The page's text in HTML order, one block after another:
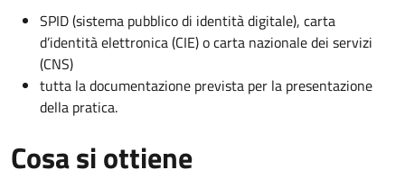
SPID (sistema pubblico di identità digitale), carta
d’identità elettronica (CIE) o carta nazionale dei servizi
(CNS)
tutta la documentazione prevista per la presentazione
della pratica.
Cosa si ottiene